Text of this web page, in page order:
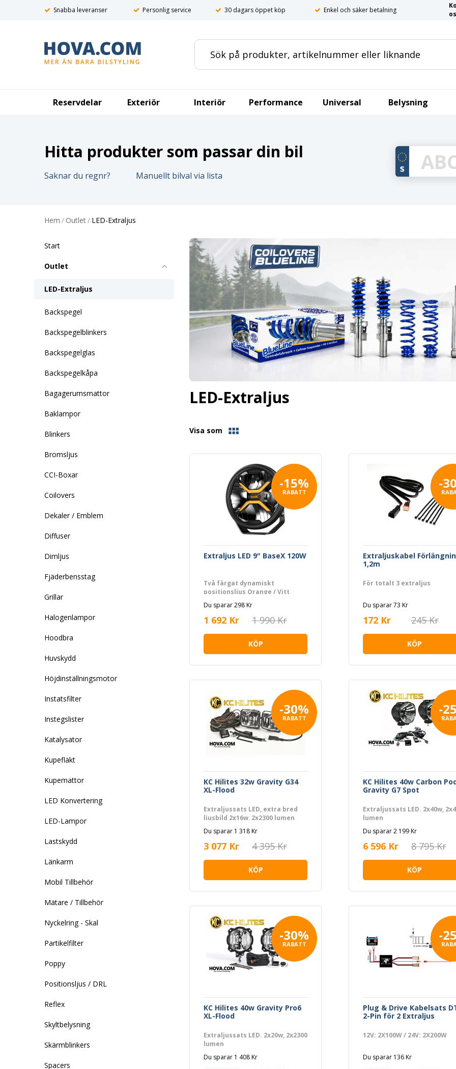
Snabba leveranser Personlig service 30 dagars öppet köp Enkel och säker betalning
Reservdelar Exteriör Interiör Performance Universal Belysning
Hitta produkter som passar din bil
Saknar du regnr? Manuellt bilval via lista
Hem / Outlet/ LED-Extraljus
Start
Outlet
LED-Extraljus
Backspegel
Backspegelblinkers
Backspegelglas
Backspegelkåpa
Bagagerumsmattor
Baklampor
Blinkers
Bromsljus
CCI-Boxar
Coilovers
Dekaler / Emblem
Diffuser
Dimljus
Fjäderbensstag
Grillar
Halogenlampor
Hoodbra
Huvskydd
Höjdinställningsmotor
Instatsfilter
Instegslister
Katalysator
Kupefläkt
Kupemattor
LED Konvertering
LED-Lampor
Lastskydd
Länkarm
Mobil Tillbehör
Mätare / Tillbehör
Nyckelring - Skal
Partikelfilter
Poppy
Positionsljus / DRL
Reflex
Skyltbelysning
Skärmblinkers
Spacers
LED-Extraljus
Visa som
-15%
RABATT
Extraljus LED 9" BaseX 120W
Två färgat dynamiskt
positionsljus Orange / Vitt
Du sparar 298 Kr
1 692 Kr 1 990 Kr
KÖP
-
Extraljuskabel
1,2m
För totalt 3 extraljus
Du sparar 73 Kr
172 Kr 245 Kr
KÖP
-30%
RABATT
KC Hilites 32w Gravity G34
XL-Flood
Extraljussats LED, extra bred
ljusbild 2x16w, 2x2300 lumen
Du sparar 1 318 Kr
3 077 Kr 4 395 Kr
KÖP
-
KC Hilites 40w Carbon
Gravity G7 Spot
Extraljussats LED. 2x40w,
lumen
Du sparar 2 199 Kr
6 596 Kr 8 795 Kr
KÖP
-30%
RABATT
KC Hilites 40w Gravity Pro6
XL-Flood
Extraljussats LED. 2x20w, 2x2300
lumen
Du sparar 1 408 Kr
-
Plug & Drive Kabelsats
2-Pin för 2 Extraljus
12V: 2X100W / 24V: 2X200W
Du sparar 136 Kr